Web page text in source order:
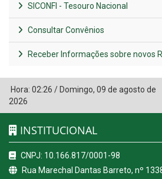
SICONFI - Tesouro Nacional
Consultar Convênios
Receber Informações sobre novos
Hora: 02:26 / Domingo, 09 de agosto de
2026
INSTITUCIONAL
CNPJ: 10.166.817/0001-98
Rua Marechal Dantas Barreto, nº